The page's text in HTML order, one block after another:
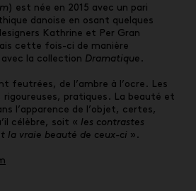
) est née en 2015 avec un pari
danoise en osant quelques
Kathrine et Per Gran
cette fois-ci de manière
la collection Dramatique .
feutrées, de l’ambre à l’ocre. Les
rigoureuses, pratiques. La beauté et
l’apparence de l’objet, certes,
célèbre, soit « les contrastes
la vraie beauté de ceux-ci ».